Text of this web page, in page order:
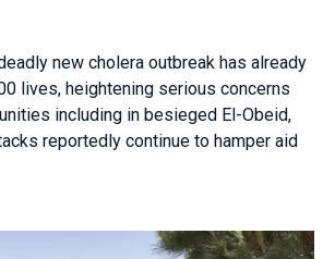
new cholera outbreak has already
lives, heightening serious concerns
including in besieged El-Obeid,
reportedly continue to hamper aid